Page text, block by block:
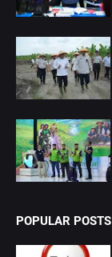
POPULAR POSTS